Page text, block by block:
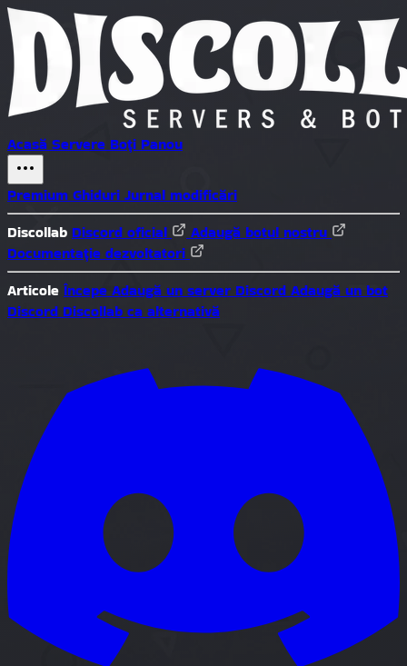
Acasă Servere Boți Panou
Premium Ghiduri Jurnal modificări
Discollab Discord oficial
Adaugă botul nostru
Documentație dezvoltatori
Articole Începe Adaugă un server Discord Adaugă un bot
Discord Discollab ca alternativă